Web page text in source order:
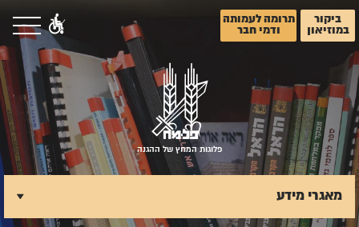
ביקור
במוזיאון
תרומה לעמותה
ודמי חבר
פלוגות המחץ של ההגנה
מאגרי מידע